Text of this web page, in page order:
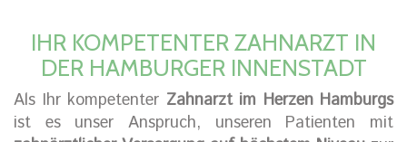
IHR KOMPETENTER ZAHNARZT IN
DER HAMBURGER INNENSTADT
Als Ihr kompetenter Zahnarzt im Herzen Hamburgs
ist es unser Anspruch, unseren Patienten mit